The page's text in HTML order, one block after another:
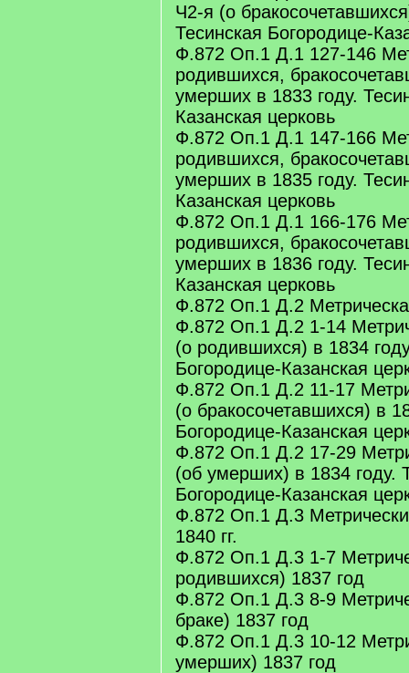
Ч2-я (о
Тесинская Богородице-
Ф.872 Оп.1 Д.1 127-146
родившихся,
умерших в 1833 году.
Казанская церковь
Ф.872 Оп.1 Д.1 147-166
родившихся,
умерших в 1835 году.
Казанская церковь
Ф.872 Оп.1 Д.1 166-176
родившихся,
умерших в 1836 году.
Казанская церковь
Ф.872 Оп.1 Д.2
Ф.872 Оп.1 Д.2 1-14
(о родившихся) в 1834
Богородице-Казанская
Ф.872 Оп.1 Д.2 11-17
(о бракосочетавшихся) в
Богородице-Казанская
Ф.872 Оп.1 Д.2 17-29
(об умерших) в 1834 году.
Богородице-Казанская
Ф.872 Оп.1 Д.3
1840 гг.
Ф.872 Оп.1 Д.3 1-7
родившихся) 1837 год
Ф.872 Оп.1 Д.3 8-9
браке) 1837 год
Ф.872 Оп.1 Д.3 10-12
умерших) 1837 год